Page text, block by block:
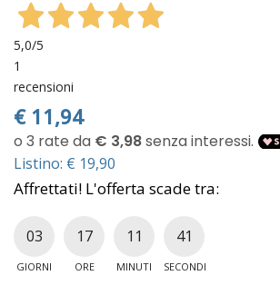
5,0/5
1
recensioni
€ 11,94
Listino: € 19,90
Affrettati! L'offerta scade tra:
03
GIORNI
17
ORE
11
MINUTI
40
SECONDI